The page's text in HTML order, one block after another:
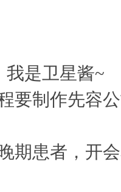
我是卫星酱~
要制作先容
期患者，开